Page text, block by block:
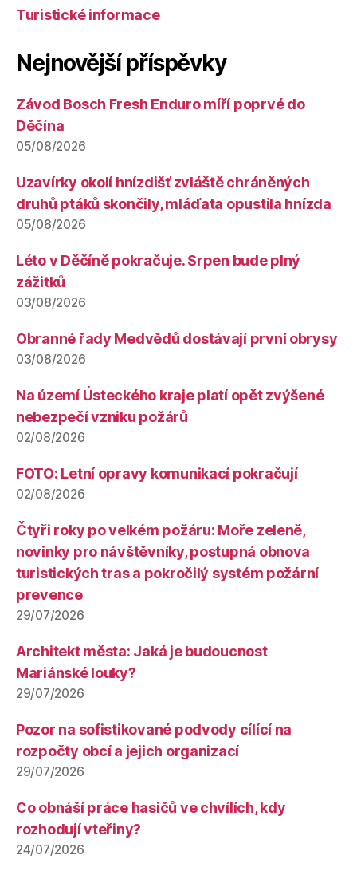
Turistické informace
Nejnovější příspěvky
Závod Bosch Fresh Enduro míří poprvé do
Děčína
05/08/2026
Uzavírky okolí hnízdišť zvláště chráněných
druhů ptáků skončily, mláďata opustila hnízda
05/08/2026
Léto v Děčíně pokračuje. Srpen bude plný
zážitků
03/08/2026
Obranné řady Medvědů dostávají první obrysy
03/08/2026
Na území Ústeckého kraje platí opět zvýšené
nebezpečí vzniku požárů
02/08/2026
FOTO: Letní opravy komunikací pokračují
02/08/2026
Čtyři roky po velkém požáru: Moře zeleně,
novinky pro návštěvníky, postupná obnova
turistických tras a pokročilý systém požární
prevence
29/07/2026
Architekt města: Jaká je budoucnost
Mariánské louky?
29/07/2026
Pozor na sofistikované podvody cílící na
rozpočty obcí a jejich organizací
29/07/2026
Co obnáší práce hasičů ve chvílích, kdy
rozhodují vteřiny?
24/07/2026